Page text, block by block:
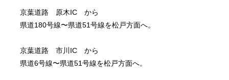
京葉道路 原木IC から
県道180号線〜県道51号線を松戸方面へ。
京葉道路 市川IC から
県道6号線〜県道51号線を松戸方面へ。